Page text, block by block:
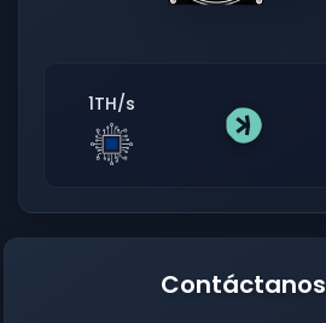
1TH/s
Contáctanos